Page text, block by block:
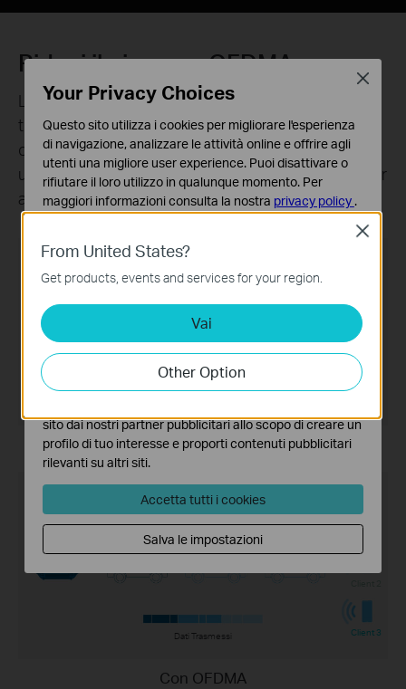
Riduci il ping con OFDMA
Lavorando in sinergia con un router dotato di
tecnologia OFDMA, il tuo PC riceve dati
contemporaneamente ad altri dispositivi su un
unico stream. Ciò significa un ritardo quasi nullo per
applicazioni video e gaming.
Senza OFDMA
Dati Trasmessi
Client 1
Client 3
Con OFDMA
From United States?
Get products, events and services for your region.
Vai
Other Option
Close
Your Privacy Choices
Questo sito utilizza i cookies per migliorare l'esperienza
di navigazione, analizzare le attività online e offrire agli
utenti una migliore user experience. Puoi disattivare o
rifiutare il loro utilizzo in qualunque momento. Per
maggiori informazioni consulta la nostra privacy policy .
Questi cookies sono necessari per il corretto
funzionamento del sito e non possono essere disattivati
nel tuo sistema.
Analytics e Marketing Cookies
I cookies analitici ci permettono di analizzare le tue
attività sul nostro sito allo scopo di migliorarne le
funzionalità.
sito dai nostri partner pubblicitari allo scopo di creare un
profilo di tuo interesse e proporti contenuti pubblicitari
rilevanti su altri siti.
Accetta tutti i cookies
Salva le impostazioni
Close